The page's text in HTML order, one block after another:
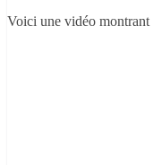
Voici une vidéo